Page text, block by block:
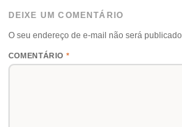
DEIXE UM COMENTÁRIO
O seu endereço de e-mail não será publicado.
COMENTÁRIO *